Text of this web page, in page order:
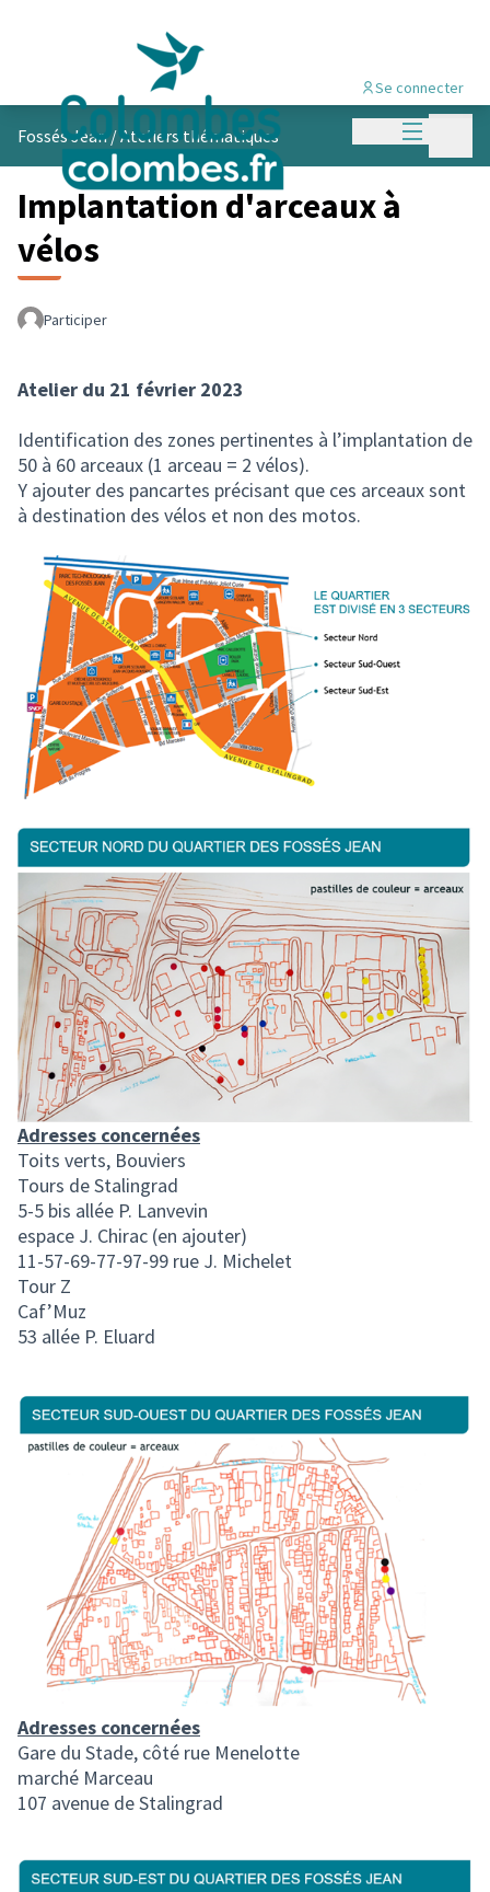
Menu
Se connecter
Fossés Jean/Ateliers thématiques
Implantation d'arceaux à
vélos
Participer
Atelier du 21 février 2023
Identification des zones pertinentes à l’implantation de
50 à 60 arceaux (1 arceau = 2 vélos).
Y ajouter des pancartes précisant que ces arceaux sont
à destination des vélos et non des motos.
Adresses concernées
Toits verts, Bouviers
Tours de Stalingrad
5-5 bis allée P. Lanvevin
espace J. Chirac (en ajouter)
11-57-69-77-97-99 rue J. Michelet
Tour Z
Caf’Muz
53 allée P. Eluard
Adresses concernées
Gare du Stade, côté rue Menelotte
marché Marceau
107 avenue de Stalingrad